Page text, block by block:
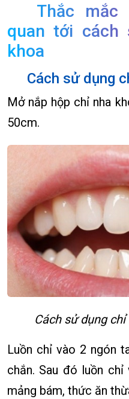
Thắc mắc
quan tới cách
khoa
Cách sử dụng
Mở nắp hộp chỉ nha
50cm.
Cách sử dụng
Luồn chỉ vào 2 ngón
chắn. Sau đó luồn
mảng bám, thức ăn